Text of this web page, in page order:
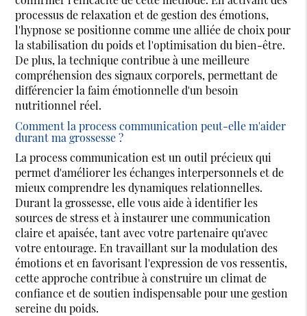
processus de relaxation et de gestion des émotions,
l'hypnose se positionne comme une alliée de choix pour
la stabilisation du poids et l'optimisation du bien-être.
De plus, la technique contribue à une meilleure
compréhension des signaux corporels, permettant de
différencier la faim émotionnelle d'un besoin
nutritionnel réel.
Comment la process communication peut-elle m'aider
durant ma grossesse ?
La process communication est un outil précieux qui
permet d'améliorer les échanges interpersonnels et de
mieux comprendre les dynamiques relationnelles.
Durant la grossesse, elle vous aide à identifier les
sources de stress et à instaurer une communication
claire et apaisée, tant avec votre partenaire qu'avec
votre entourage. En travaillant sur la modulation des
émotions et en favorisant l'expression de vos ressentis,
cette approche contribue à construire un climat de
confiance et de soutien indispensable pour une gestion
sereine du poids.